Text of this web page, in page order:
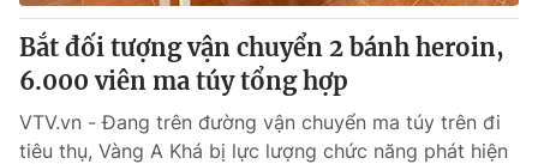
Nguyễn Trọng Ninh
Tổng đài VTV:024.38 355 931 - 024.38 355 932
Ðiện thoại Thời báo VTV:024.66 897 897
toasoan@vtv.vn
Liên hệ quảng cáo:024-7300.7108
Bắt đối tượng vận chuyển 2 bánh heroin,
6.000 viên ma túy tổng hợp
VTV.vn - Đang trên đường vận chuyển ma túy trên đi
tiêu thụ, Vàng A Khá bị lực lượng chức năng phát hiện